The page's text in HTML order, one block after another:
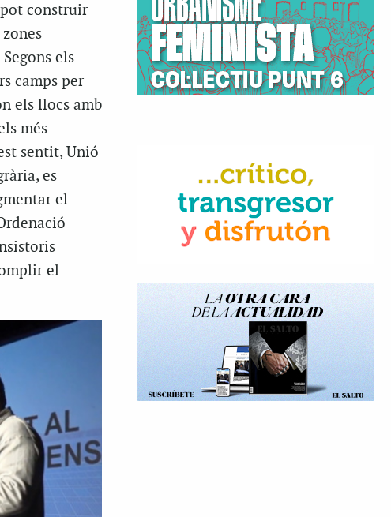
construir
els
camps per
els llocs amb
més
sentit, Unió
es
el
el